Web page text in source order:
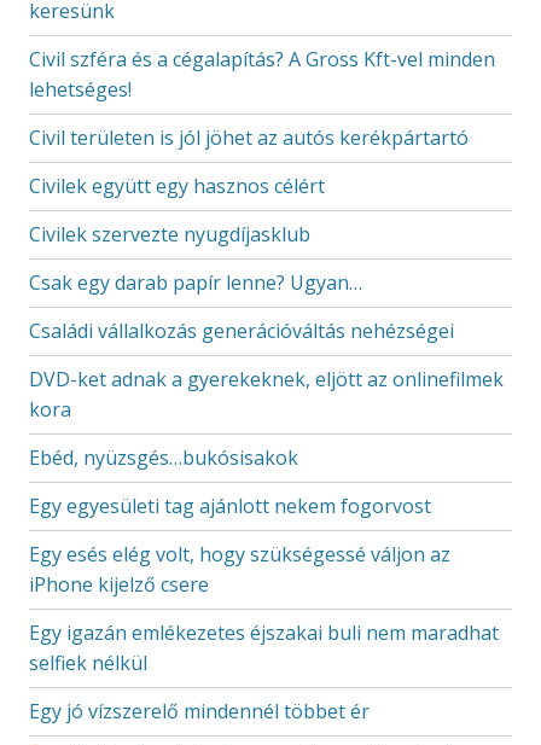
keresünk
Civil szféra és a cégalapítás? A Gross Kft-vel minden
lehetséges!
Civil területen is jól jöhet az autós kerékpártartó
Civilek együtt egy hasznos célért
Civilek szervezte nyugdíjasklub
Csak egy darab papír lenne? Ugyan…
Családi vállalkozás generációváltás nehézségei
DVD-ket adnak a gyerekeknek, eljött az onlinefilmek
kora
Ebéd, nyüzsgés…bukósisakok
Egy egyesületi tag ajánlott nekem fogorvost
Egy esés elég volt, hogy szükségessé váljon az
iPhone kijelző csere
Egy igazán emlékezetes éjszakai buli nem maradhat
selfiek nélkül
Egy jó vízszerelő mindennél többet ér